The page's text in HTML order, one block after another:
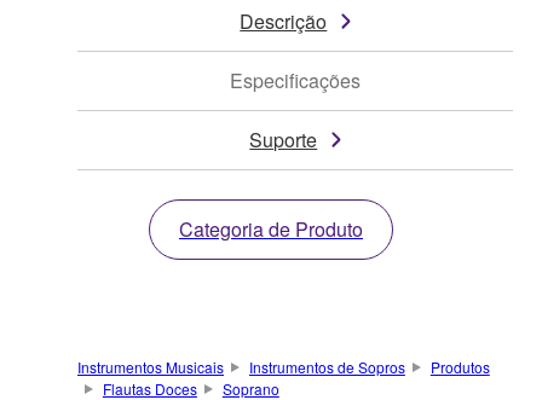
Descrição
Especificações
Suporte
Categoria de Produto
Instrumentos Musicais Instrumentos de Sopros
Produtos
Flautas Doces
Soprano